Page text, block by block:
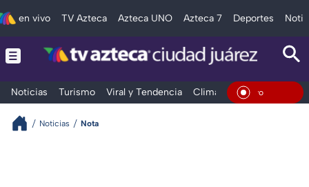
en vivo TV Azteca Azteca UNO Azteca 7 Deportes
Noticias Turismo Viral y Tendencia Clima Deportes En Vivo
Noticias Nota